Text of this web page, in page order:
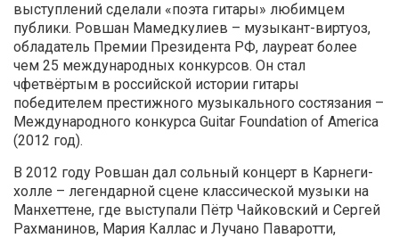
выступлений сделали «поэта гитары» любимцем
публики. Ровшан Мамедкулиев – музыкант-виртуоз,
обладатель Премии Президента РФ, лауреат более
чем 25 международных конкурсов. Он стал
чфетвёртым в российской истории гитары
победителем престижного музыкального состязания –
Международного конкурса Guitar Foundation of America
(2012 год).
В 2012 году Ровшан дал сольный концерт в Карнеги-
холле – легендарной сцене классической музыки на
Манхеттене, где выступали Пётр Чайковский и Сергей
Рахманинов, Мария Каллас и Лучано Паваротти,